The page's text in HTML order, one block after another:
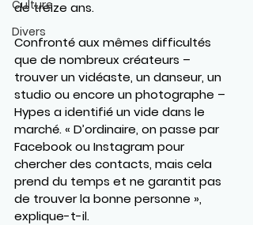
Culture
Divers
de treize ans.
Confronté aux mêmes difficultés
que de nombreux créateurs –
trouver un vidéaste, un danseur, un
studio ou encore un photographe –
Hypes a identifié un vide dans le
marché. « D’ordinaire, on passe par
Facebook ou Instagram pour
chercher des contacts, mais cela
prend du temps et ne garantit pas
de trouver la bonne personne »,
explique-t-il.